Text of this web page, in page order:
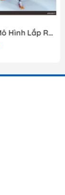
[Có Sẵn] Mô Hình Lắp Ráp 1/60 Barbatos Logar Wolf Remains Meavy Industries